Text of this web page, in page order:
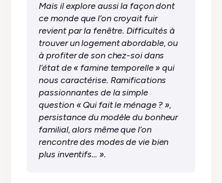
Mais il explore aussi la façon dont
ce monde que l’on croyait fuir
revient par la fenêtre. Difficultés à
trouver un logement abordable, ou
à profiter de son chez-soi dans
l’état de « famine temporelle » qui
nous caractérise. Ramifications
passionnantes de la simple
question « Qui fait le ménage ? »,
persistance du modèle du bonheur
familial, alors même que l’on
rencontre des modes de vie bien
plus inventifs… ».